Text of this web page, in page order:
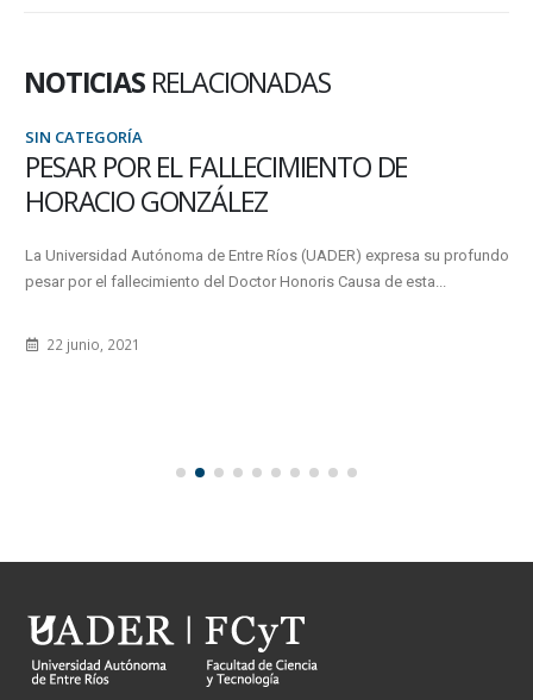
NOTICIAS RELACIONADAS
SIN CATEGORÍA
PESAR POR EL FALLECIMIENTO DE
HORACIO GONZÁLEZ
La Universidad Autónoma de Entre Ríos (UADER) expresa su profundo
pesar por el fallecimiento del Doctor Honoris Causa de esta...
22 junio, 2021